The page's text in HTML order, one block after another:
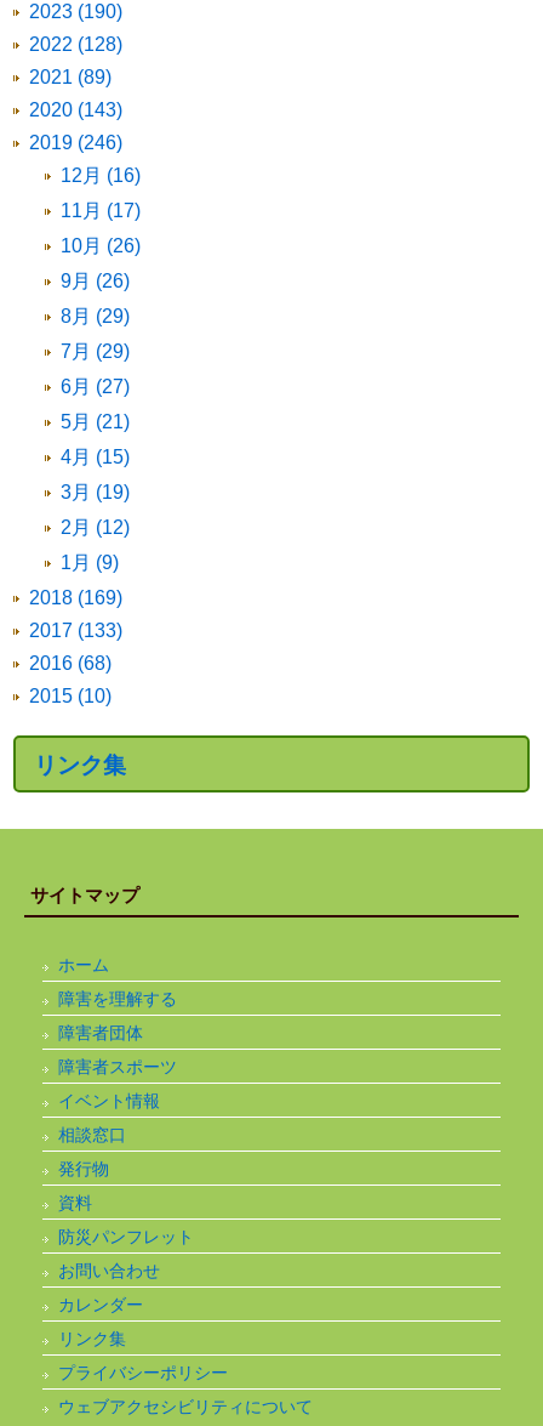
2023 (190)
2022 (128)
2021 (89)
2020 (143)
2019 (246)
12月 (16)
11月 (17)
10月 (26)
9月 (26)
8月 (29)
7月 (29)
6月 (27)
5月 (21)
4月 (15)
3月 (19)
2月 (12)
1月 (9)
2018 (169)
2017 (133)
2016 (68)
2015 (10)
リンク集
サイトマップ
ホーム
障害を理解する
障害者団体
障害者スポーツ
イベント情報
相談窓口
発行物
資料
防災パンフレット
お問い合わせ
カレンダー
リンク集
プライバシーポリシー
ウェブアクセシビリティについて